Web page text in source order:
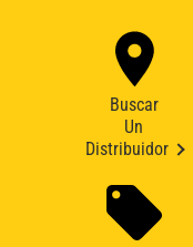
Buscar
Un
Distribuidor